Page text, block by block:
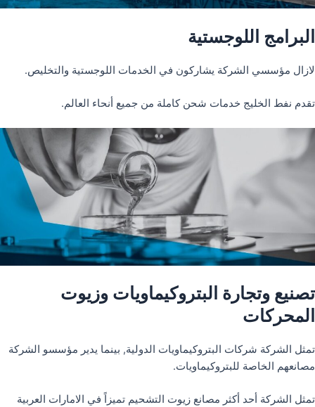
البرامج اللوجستية
لازال مؤسسي الشركة يشاركون في الخدمات اللوجستية والتخليص.
تقدم نفط الخليج خدمات شحن كاملة من جميع أنحاء العالم.
تصنيع وتجارة البتروكيماويات وزيوت
المحركات
تمثل الشركة شركات البتروكيماويات الدولية, بينما يدير مؤسسو الشركة
مصانعهم الخاصة للبتروكيماويات.
تمثل الشركة أحد أكثر مصانع زيوت التشحيم تميزاً في الامارات العربية